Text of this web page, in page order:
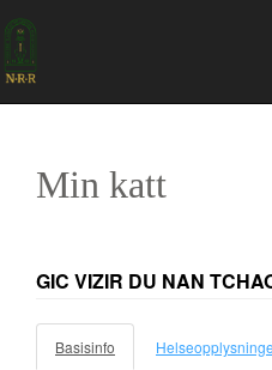
Min katt
GIC VIZIR DU NAN
Basisinfo